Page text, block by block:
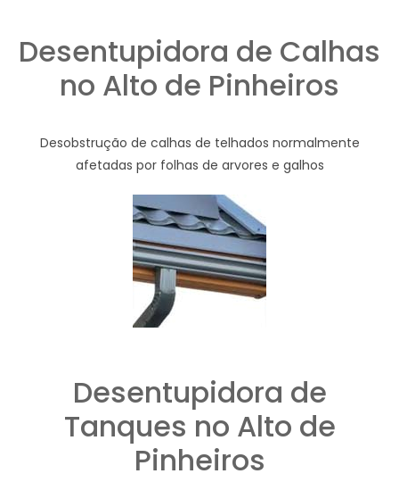
Desentupidora de Calhas
no Alto de Pinheiros
Desobstrução de calhas de telhados normalmente
afetadas por folhas de arvores e galhos
Desentupidora de
Tanques no Alto de
Pinheiros